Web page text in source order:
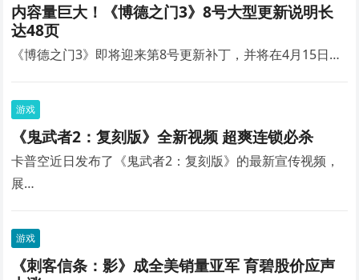
内容量巨大！《博德之门3》8号大型更新说明长
达48页
《博德之门3》即将迎来第8号更新补丁，并将在4月15日…
游戏
《鬼武者2：复刻版》全新视频 超爽连锁必杀
卡普空近日发布了《鬼武者2：复刻版》的最新宣传视频，
展…
游戏
《刺客信条：影》成全美销量亚军 育碧股价应声